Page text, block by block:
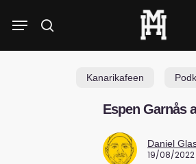
search
Menu
Kanarikafeen
Espen Garnås
Daniel
19/08/2022